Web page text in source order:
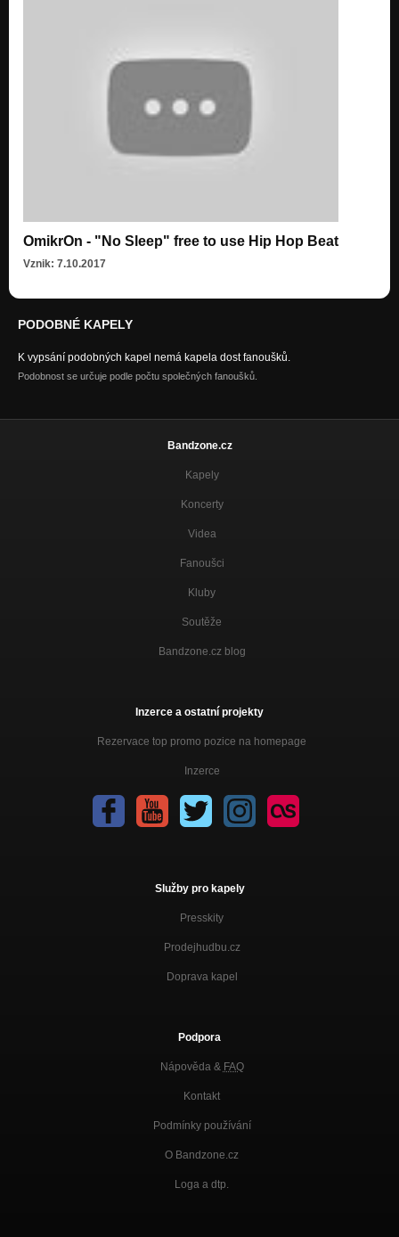
OmikrOn - "No Sleep" free to use Hip Hop Beat
Vznik: 7.10.2017
PODOBNÉ KAPELY
K vypsání podobných kapel nemá kapela dost fanoušků.
Podobnost se určuje podle počtu společných fanoušků.
Bandzone.cz
Kapely
Koncerty
Videa
Fanoušci
Kluby
Soutěže
Bandzone.cz blog
Inzerce a ostatní projekty
Rezervace top promo pozice na homepage
Inzerce
Služby pro kapely
Presskity
Prodejhudbu.cz
Doprava kapel
Podpora
Nápověda & FAQ
Kontakt
Podmínky používání
O Bandzone.cz
Loga a dtp.